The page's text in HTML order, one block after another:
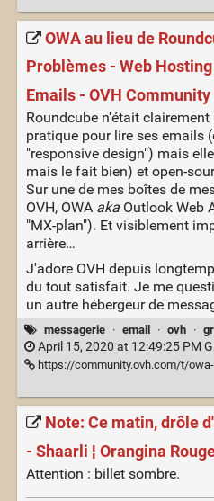
OWA au lieu de
Problèmes - Web
Emails - OVH Community
Roundcube n'était
pratique pour lire ses emails
"responsive design") mais
mais le fait bien) et open-
Sur une de mes boîtes de
OVH, OWA akaOutlook Web
"MX-plan"). Et visiblement
arrière…
J'adore OVH depuis
du tout satisfait. Je me
un autre hébergeur de
messagerie · email · ovh ·
April 15, 2020 at 12:49:25 PM
https://community.ovh.com/t/owa-au-
Note: Ce matin, drôle
- Shaarli ¦ Orangina
Attention : billet sombre.